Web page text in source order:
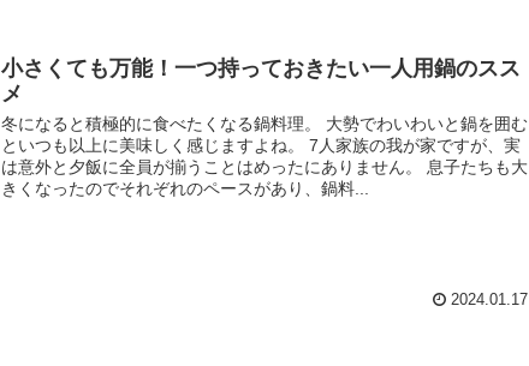
小さくても万能！一つ持っておきたい一人用鍋のスス
メ
冬になると積極的に食べたくなる鍋料理。 大勢でわいわいと鍋を囲む
といつも以上に美味しく感じますよね。 7人家族の我が家ですが、実
は意外と夕飯に全員が揃うことはめったにありません。 息子たちも大
きくなったのでそれぞれのペースがあり、鍋料...
2024.01.17